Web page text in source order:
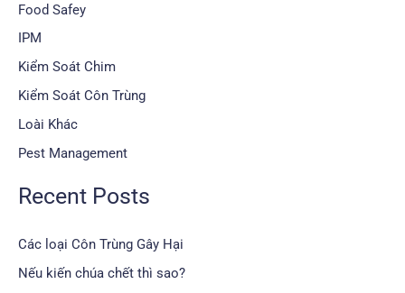
Food Safey
IPM
Kiểm Soát Chim
Kiểm Soát Côn Trùng
Loài Khác
Pest Management
Recent Posts
Các loại Côn Trùng Gây Hại
Nếu kiến chúa chết thì sao?